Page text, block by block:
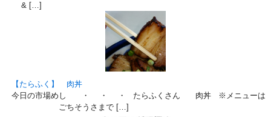
& […]
【たらふく】 肉丼
今日の市場めし ・ ・ ・ たらふくさん 肉丼 ※メニュー
ごちそうさまで […]